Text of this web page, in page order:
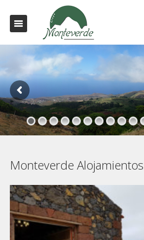
Monteverde Alojamientos